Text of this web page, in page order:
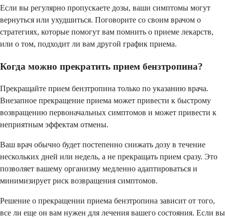
Если вы регулярно пропускаете дозы, ваши симптомы могут
вернуться или ухудшиться. Поговорите со своим врачом о
стратегиях, которые помогут вам помнить о приеме лекарств,
или о том, подходит ли вам другой график приема.
Когда можно прекратить прием бензтропина?
Прекращайте прием бензтропина только по указанию врача.
Внезапное прекращение приема может привести к быстрому
возвращению первоначальных симптомов и может привести к
неприятным эффектам отмены.
Ваш врач обычно будет постепенно снижать дозу в течение
нескольких дней или недель, а не прекращать прием сразу. Это
позволяет вашему организму медленно адаптироваться и
минимизирует риск возвращения симптомов.
Решение о прекращении приема бензтропина зависит от того,
все ли еще он вам нужен для лечения вашего состояния. Если вы